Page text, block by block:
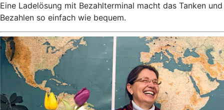
Eine Ladelösung mit Bezahlterminal macht das Tanken und
Bezahlen so einfach wie bequem.